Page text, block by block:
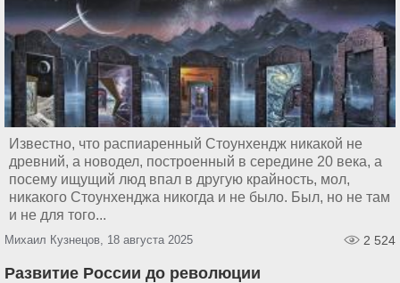
Известно, что распиаренный Стоунхендж никакой не
древний, а новодел, построенный в середине 20 века, а
посему ищущий люд впал в другую крайность, мол,
никакого Стоунхенджа никогда и не было. Был, но не там
и не для того...
Михаил Кузнецов, 18 августа 2025 2 524
Развитие России до революции